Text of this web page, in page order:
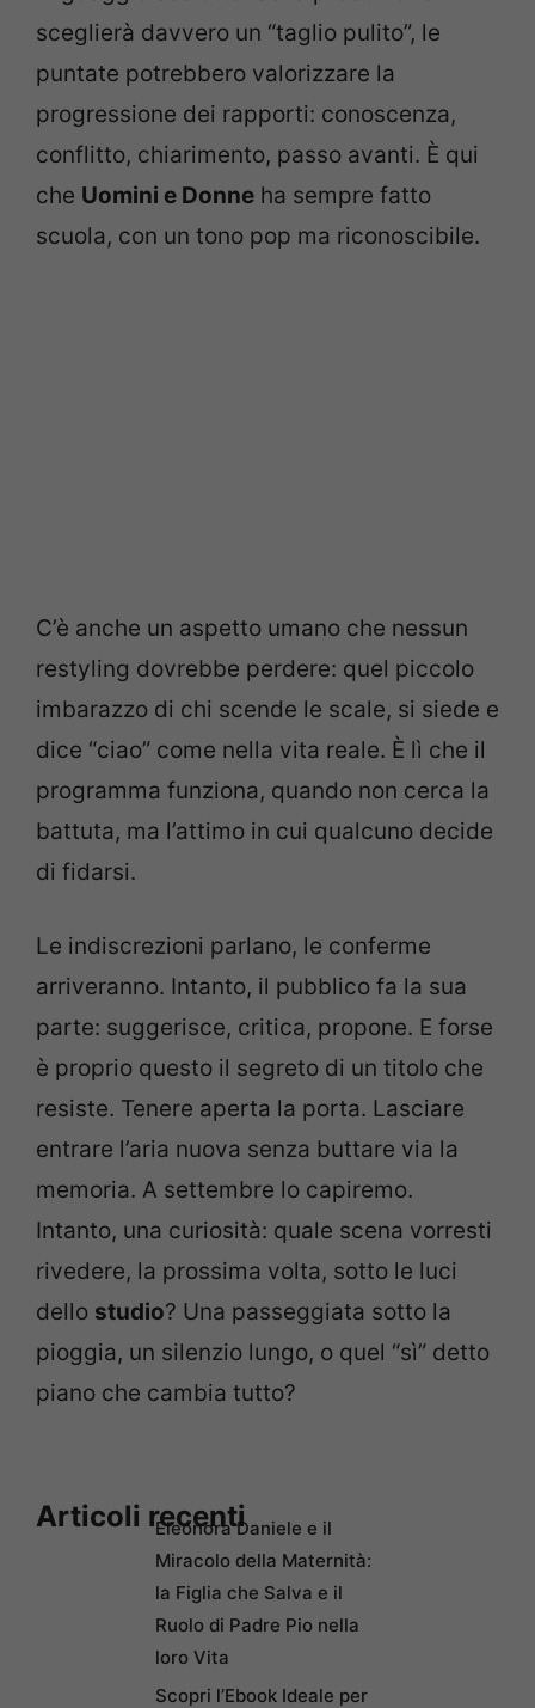
sceglierà davvero un “taglio pulito”, le
puntate potrebbero valorizzare la
progressione dei rapporti: conoscenza,
conflitto, chiarimento, passo avanti. È qui
che Uomini e Donne ha sempre fatto
scuola, con un tono pop ma riconoscibile.
C’è anche un aspetto umano che nessun
restyling dovrebbe perdere: quel piccolo
imbarazzo di chi scende le scale, si siede e
dice “ciao” come nella vita reale. È lì che il
programma funziona, quando non cerca la
battuta, ma l’attimo in cui qualcuno decide
di fidarsi.
Le indiscrezioni parlano, le conferme
arriveranno. Intanto, il pubblico fa la sua
parte: suggerisce, critica, propone. E forse
è proprio questo il segreto di un titolo che
resiste. Tenere aperta la porta. Lasciare
entrare l’aria nuova senza buttare via la
memoria. A settembre lo capiremo.
Intanto, una curiosità: quale scena vorresti
rivedere, la prossima volta, sotto le luci
dello studio? Una passeggiata sotto la
pioggia, un silenzio lungo, o quel “sì” detto
piano che cambia tutto?
Articoli recentiEleonora Daniele e il
Miracolo della Maternità:
la Figlia che Salva e il
Ruolo di Padre Pio nella
loro Vita
Scopri l’Ebook Ideale per